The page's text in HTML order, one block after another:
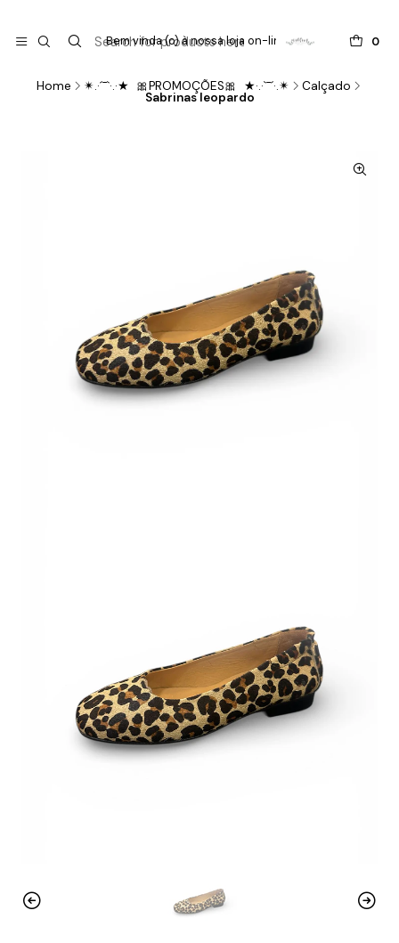
0
Bem vinda (o) à nossa loja on-line !
Home ✴.·´¯`·.·★ 🎀PROMOÇÕES🎀 ★·.·`¯´·.✴ Calçado
Sabrinas leopardo